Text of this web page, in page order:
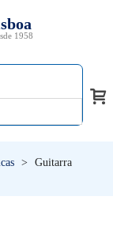
1958
>
Guitarra